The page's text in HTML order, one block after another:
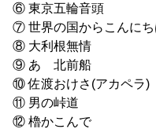
⑥ 東京五輪音頭
⑦ 世界の国からこんにち
⑧ 大利根無情
⑨ あゝ北前船
⑩ 佐渡おけさ(アカペラ)
⑪ 男の峠道
⑫ 櫓かこんで